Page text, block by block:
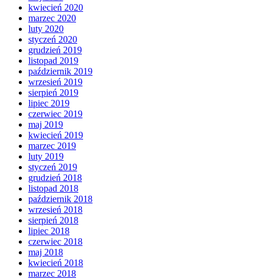
kwiecień 2020
marzec 2020
luty 2020
styczeń 2020
grudzień 2019
listopad 2019
październik 2019
wrzesień 2019
sierpień 2019
lipiec 2019
czerwiec 2019
maj 2019
kwiecień 2019
marzec 2019
luty 2019
styczeń 2019
grudzień 2018
listopad 2018
październik 2018
wrzesień 2018
sierpień 2018
lipiec 2018
czerwiec 2018
maj 2018
kwiecień 2018
marzec 2018